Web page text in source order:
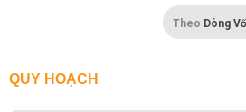
Theo Dòng
QUY HOẠCH